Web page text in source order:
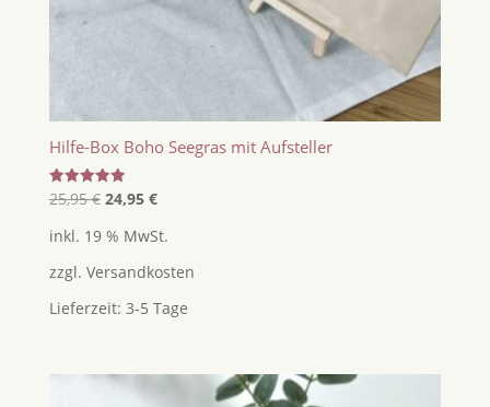
Hilfe-Box Boho Seegras mit Aufsteller
Bewertet
mit
von 5
25,95€ Ursprünglicher
war:
25,95 €
24,95 €Aktueller
ist:
24,95 €.
inkl. 19 % MwSt.
zzgl. Versandkosten
Lieferzeit: 3-5 Tage